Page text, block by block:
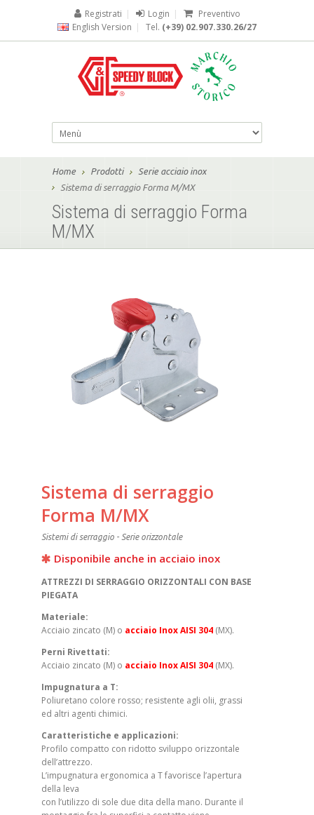
Registrati | Login |
Preventivo
English Version | Tel. (+39) 02.907.330.26/27
Home Prodotti
Serie acciaio inox
Sistema di serraggio Forma M/MX
Sistema di serraggio Forma
M/MX
Sistema di serraggio
Forma M/MX
Sistemi di serraggio - Serie orizzontale
Disponibile anche in acciaio inox
ATTREZZI DI SERRAGGIO ORIZZONTALI CON BASE
PIEGATA
Materiale:
Acciaio zincato (M) o acciaio Inox AISI 304 (MX).
Perni Rivettati:
Acciaio zincato (M) o acciaio Inox AISI 304 (MX).
Impugnatura a T:
Poliuretano colore rosso; resistente agli olii, grassi
ed altri agenti chimici.
Caratteristiche e applicazioni:
Profilo compatto con ridotto sviluppo orizzontale
dell’attrezzo.
L’impugnatura ergonomica a T favorisce l’apertura
della leva
con l’utilizzo di sole due dita della mano. Durante il